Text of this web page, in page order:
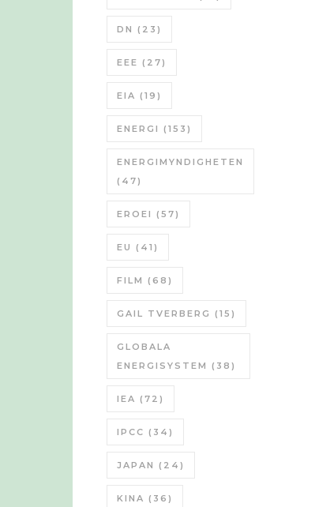
DN (23)
EEE (27)
EIA (19)
ENERGI (153)
ENERGIMYNDIGHETEN
(47)
EROEI (57)
EU (41)
FILM (68)
GAIL TVERBERG (15)
GLOBALA
ENERGISYSTEM (38)
IEA (72)
IPCC (34)
JAPAN (24)
KINA (36)